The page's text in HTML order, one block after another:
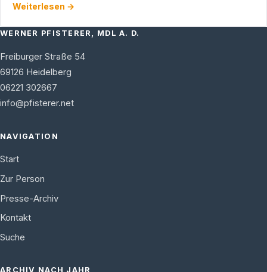
Weiterlesen →
WERNER PFISTERER, MDL A. D.
Freiburger Straße 54
69126 Heidelberg
06221 302667
info@pfisterer.net
NAVIGATION
Start
Zur Person
Presse-Archiv
Kontakt
Suche
ARCHIV NACH JAHR